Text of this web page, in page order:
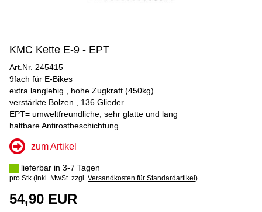
KMC Kette E-9 - EPT
Art.Nr. 245415
9fach für E-Bikes
extra langlebig , hohe Zugkraft (450kg)
verstärkte Bolzen , 136 Glieder
EPT= umweltfreundliche, sehr glatte und lang
haltbare Antirostbeschichtung
zum Artikel
lieferbar in 3-7 Tagen
pro Stk (inkl. MwSt. zzgl. Versandkosten für Standardartikel )
54,90 EUR